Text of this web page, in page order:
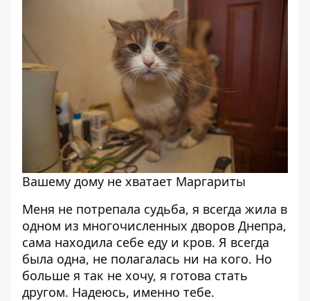
Вашему дому не хватает Маргариты
Меня не потрепала судьба, я всегда жила в
одном из многочисленных дворов Днепра,
сама находила себе еду и кров. Я всегда
была одна, не полагалась ни на кого. Но
больше я так не хочу, я готова стать
другом. Надеюсь, именно тебе.